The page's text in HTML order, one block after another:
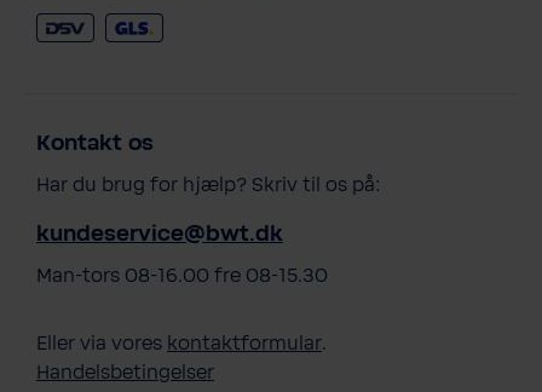
Kontakt os
Har du brug for hjælp? Skriv til os på:
kundeservice@bwt.dk
Man-tors 08-16.00 fre 08-15.30
Eller via vores kontaktformular.
Handelsbetingelser